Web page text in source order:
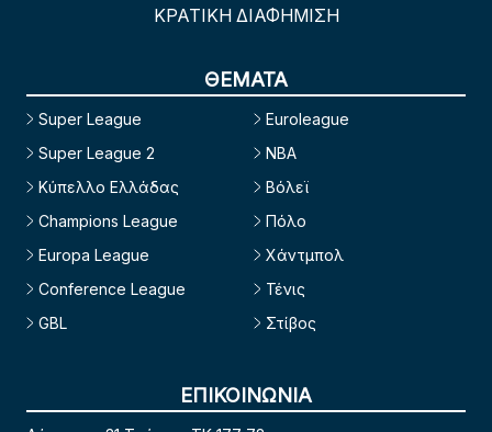
ΚΡΑΤΙΚΗ ΔΙΑΦΗΜΙΣΗ
ΘΕΜΑΤΑ
Super League
Super League 2
Κύπελλο Ελλάδας
Champions League
Europa League
Conference League
GBL
Euroleague
NBA
Βόλεϊ
Πόλο
Χάντμπολ
Τένις
Στίβος
ΕΠΙΚΟΙΝΩΝΙΑ